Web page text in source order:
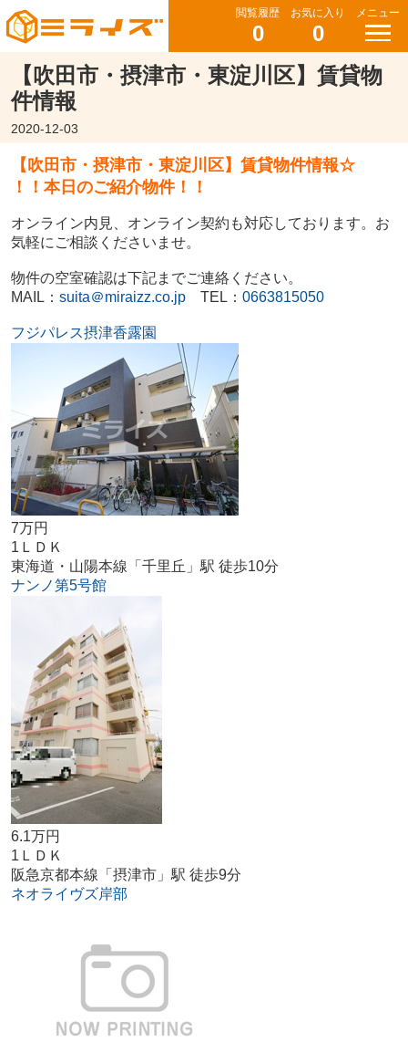
閲覧履歴
0
お気に入り
0
メニュー
【吹田市・摂津市・東淀川区】賃貸物
件情報
2020-12-03
【吹田市・摂津市・東淀川区】賃貸物件情報☆
！！本日のご紹介物件！！
オンライン内見、オンライン契約も対応しております。お
気軽にご相談くださいませ。
物件の空室確認は下記までご連絡ください。
MAIL： suita＠miraizz.co.jpTEL： 0663815050
フジパレス摂津香露園
7万円
1ＬＤＫ
東海道・山陽本線「千里丘」駅 徒歩10分
ナンノ第5号館
6.1万円
1ＬＤＫ
阪急京都本線「摂津市」駅 徒歩9分
ネオライヴズ岸部